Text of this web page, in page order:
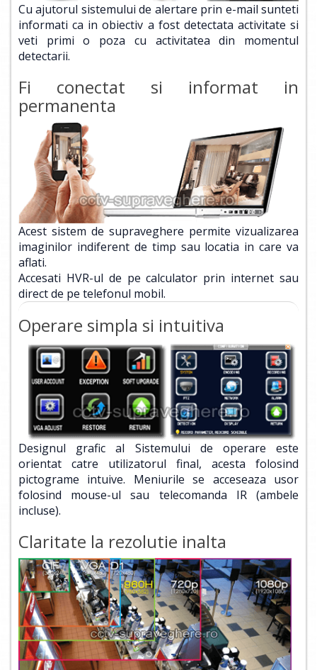
Cu ajutorul sistemului de alertare prin e-mail sunteti
informati ca in obiectiv a fost detectata activitate si
veti primi o poza cu activitatea din momentul
detectarii.
Fi conectat si informat in
permanenta
Acest sistem de supraveghere permite vizualizarea
imaginilor indiferent de timp sau locatia in care va
aflati.
Accesati HVR-ul de pe calculator prin internet sau
direct de pe telefonul mobil.
Operare simpla si intuitiva
Designul grafic al Sistemului de operare este
orientat catre utilizatorul final, acesta folosind
pictograme intuive. Meniurile se acceseaza usor
folosind mouse-ul sau telecomanda IR (ambele
incluse).
Claritate la rezolutie inalta